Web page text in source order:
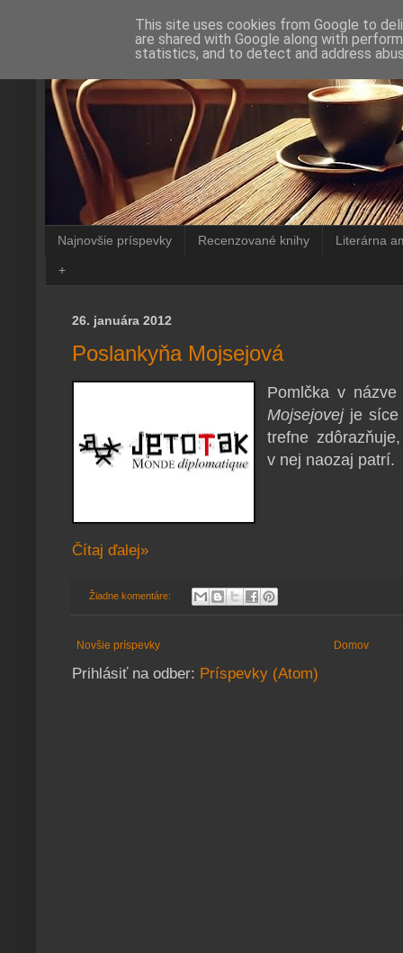
Najnovšie príspevky Recenzované knihy Literárna
+
26. januára 2012
Poslankyňa Mojsejová
Pomlčka v
Mojsejovejje síce
trefne
v nej naozaj patrí.
Čítaj ďalej»
Žiadne komentáre:
Novšie príspevky Domov
Prihlásiť na odber: Príspevky (Atom)
This site uses cookies from Google to
are shared with Google along with
statistics, and to detect and address